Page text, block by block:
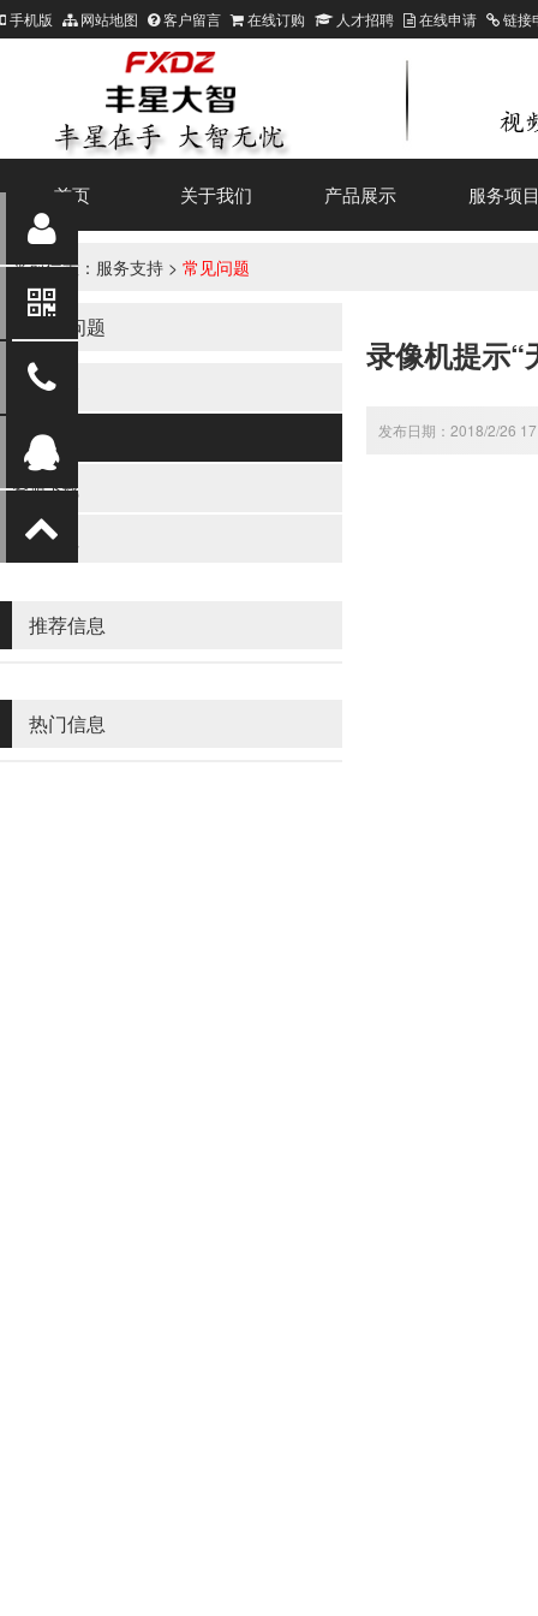
手机版 网站地图 客户留言 在线订购 人才招聘 在线申请 链接
首页 关于我们 产品展示 服务项
当前位置： 服务支持 > 常见问题
常见问题
售后服务
常见问题
资源下载
招商代理
推荐信息
热门信息
录像机提示“
发布日期：2018/2/26